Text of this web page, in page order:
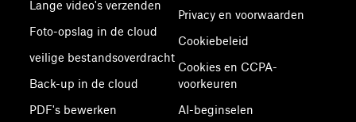
Lange video's verzenden
Foto-opslag in de cloud
veilige bestandsoverdracht
Back-up in de cloud
PDF's bewerken
Privacy en voorwaarden
Cookiebeleid
Cookies en CCPA-
voorkeuren
AI-beginselen